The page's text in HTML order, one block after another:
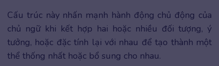
Cấu trúc này nhấn mạnh hành động chủ động của
chủ ngữ khi kết hợp hai hoặc nhiều đối tượng, ý
tưởng, hoặc đặc tính lại với nhau để tạo thành một
thể thống nhất hoặc bổ sung cho nhau.